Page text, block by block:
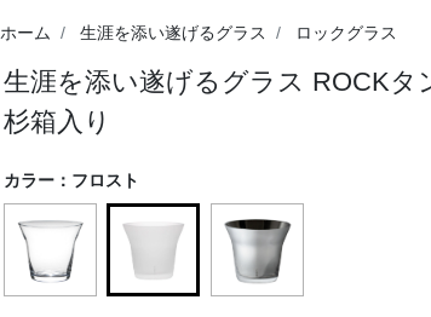
ホーム 生涯を添い遂げるグラス ロックグラス
生涯を添い遂げるグラス ROCKタ
杉箱入り
カラー： フロスト